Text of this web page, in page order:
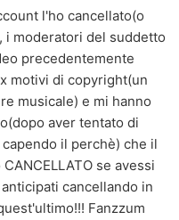
l'ho cancellato(o
moderatori del suddetto
precedentemente
motivi di copyright(un
musicale) e mi hanno
aver tentato di
il perchè) che il
se avessi
cancellando in
Fanzzum